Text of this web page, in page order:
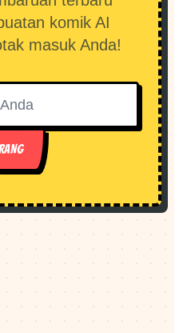
komik AI
masuk Anda!